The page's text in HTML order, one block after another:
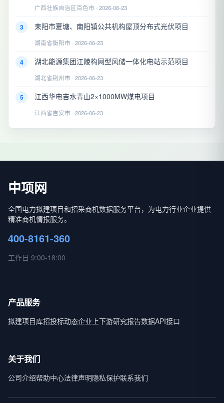
广西壮族自治区百色市 · 2026-06-23
3 耒阳市夏塘、南阳镇公共机构屋顶分布式光伏项目
湖南省衡阳市 · 2026-06-23
4 湖北能源集团江陵构网型风储一体化电站示范项目
湖北省荆州市 · 2026-06-23
5 江西华电吉水青山2×1000MW煤电项目
江西省吉安市 · 2026-06-23
中项网
全国电力拟建项目和招采商机数据服务平台，为电力行业企业提供
精准商机情报服务。
400-8161-360
工作日 9:00-18:00
产品服务
拟建项目库招投标动态企业上下游研究报告数据API接口
关于我们
公司介绍帮助中心法律声明隐私保护联系我们